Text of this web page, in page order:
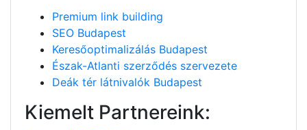
Premium link building
SEO Budapest
Keresőoptimalizálás Budapest
Észak-Atlanti szerződés szervezete
Deák tér látnivalók Budapest
Kiemelt Partnereink: